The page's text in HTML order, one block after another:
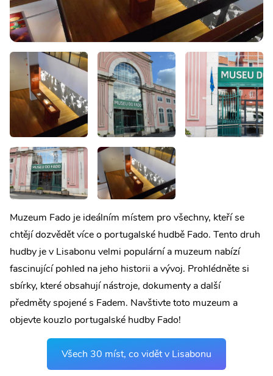
Muzeum Fado je ideálním místem pro všechny, kteří se
chtějí dozvědět více o portugalské hudbě Fado. Tento druh
hudby je v Lisabonu velmi populární a muzeum nabízí
fascinující pohled na jeho historii a vývoj. Prohlédněte si
sbírky, které obsahují nástroje, dokumenty a další
předměty spojené s Fadem. Navštivte toto muzeum a
objevte kouzlo portugalské hudby Fado!
Všech 30 míst, co vidět v Lisabonu